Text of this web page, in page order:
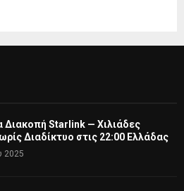
Διακοπή Starlink — Χιλιάδες
Διαδίκτυο στις 22:00 Ελλάδας
2025